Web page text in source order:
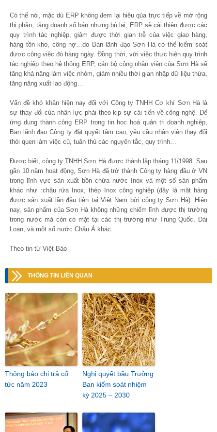
Có thể nói, mặc dù ERP không đem lại hiệu qủa trực tiếp về mở rộng
thị phần, tăng doanh số bán nhưng bù lại, ERP sẽ cải thiện được các
quy trình tác nghiệp, giảm được thời gian trễ của việc giao hàng,
hàng tồn kho, công nợ…do Ban lãnh đạo Sơn Hà có thể kiểm soát
được công việc đó hàng ngày. Đồng thời, với việc thực hiện quy trình
tác nghiệp theo hệ thống ERP, cán bộ công nhân viên của Sơn Hà sẽ
tăng khả năng làm việc nhóm, giảm nhiều thời gian nhập dữ liệu thừa,
tăng năng xuất lao động…
Vấn đề khó khăn hiện nay đối với Công ty TNHH Cơ khí Sơn Hà là
sự thay đổi của nhân lực phải theo kịp sự cải tiến về công nghệ. Để
ứng dụng thành công ERP trong tin học hoá quản trị doanh nghiệp,
Ban lãnh đạo Công ty đặt quyết tâm cao, yêu cầu nhân viên thay đổi
thói quen làm việc cũ, tuân thủ các nguyên tắc, quy trình…
Được biết, công ty TNHH Sơn Hà được thành lập tháng 11/1998. Sau
gần 10 năm hoạt động, Sơn Hà đã trở thành Công ty hàng đầu ở VN
trong lĩnh vực sản xuất bồn chứa nước Inox và một số sản phẩm
khác như :chậu rửa Inox, thép Inox công nghiệp (đây là mặt hàng
được sản xuất lần đầu tiên tại Việt Nam bởi công ty Sơn Hà). Hiện
nay, sản phẩm của Sơn Hà không những chiếm lĩnh được thị trường
trong nước mà còn có mặt tại các thị trường như Trung Quốc, Đài
Loan, và một số nước Châu Á khác.
Theo tin từ Việt Báo
THÔNG TIN LIÊN QUAN
Thông báo chi trả cổ
tức năm 2023
Nghị quyết bầu Trưởng
Ban kiểm soát nhiệm
kỳ 2025 – 2030